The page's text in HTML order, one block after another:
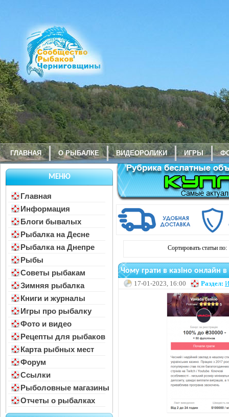
ГЛАВНАЯ О РЫБАЛКЕ ВИДЕОРОЛИКИ ИГРЫ
МЕНЮ
Главная
Информация
Блоги бывалых
Рыбалка на Десне
Рыбалка на Днепре
Рыбы
Советы рыбакам
Зимняя рыбалка
Книги и журналы
Игры про рыбалку
Фото и видео
Рецепты для рыбаков
Карта рыбных мест
Форум
Ссылки
Рыболовные магазины
Отчеты о рыбалках
Сортировать статьи по:
Чому грати в казіно онлайн в
17-01-2023, 16:00 Раздел: